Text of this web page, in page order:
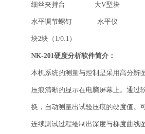
细丝夹持台 大V型块
水平调节螺钉 水平仪
块2块（1/0.1）
NK-201硬度分析软件简介：
本机系统的测量与控制是采用高分辨
压痕清晰的显示在电脑屏幕上。通过
换，自动测量出试验压痕的硬度值。
连续测试过程绘制出深度与梯度曲线